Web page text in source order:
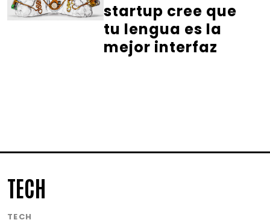
startup cree que
tu lengua es la
mejor interfaz
TECH
TECH